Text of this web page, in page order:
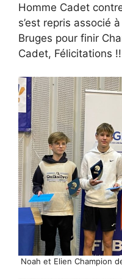
Homme Cadet
s’est repris associé
Bruges pour finir
Cadet, Félicitations
Noah et Elien Champion